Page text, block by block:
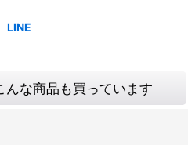
んな商品も買っています